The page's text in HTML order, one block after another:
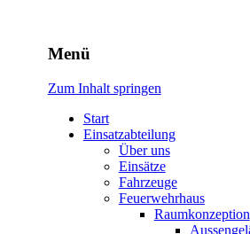
Freiwillige
Menü
Zum Inhalt springen
Start
Einsatzabteilung
Über uns
Einsätze
Fahrzeuge
Feuerwehrhaus
Raumkonzeption